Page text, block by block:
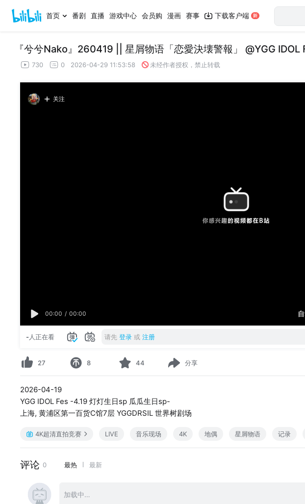
首页 番剧 直播 游戏中心 会员购 漫画 赛事 下载客户端
730 0 2026-04-29 11:53:58 未经作者授权，禁止转载
关注
00:00 / 00:00
-人正在看 请先 登录 或 注册
27 8 44 分享
2026-04-19
YGG IDOL Fes -4.19 灯灯生日sp 瓜瓜生日sp-
上海, 黄浦区第一百货C馆7层 YGGDRSIL 世界树剧场
4K超清直拍竞赛 LIVE 音乐现场 4K 地偶 星屑物语 记录